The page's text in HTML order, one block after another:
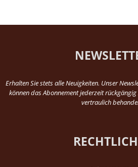
Erhalten Sie stets alle Neuigkeiten. Unser
können das Abonnement jederzeit
vertraulich